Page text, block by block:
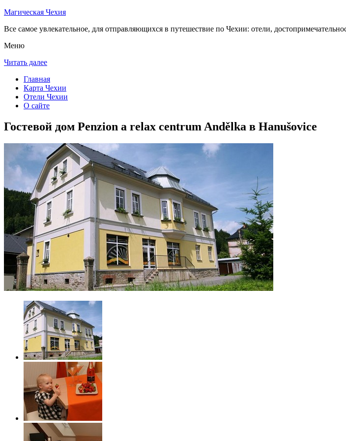
Магическая Чехия
Все самое увлекательное, для отправляющихся в путешествие по Чехии: отели,
Меню
Читать далее
Главная
Карта Чехии
Отели Чехии
О сайте
Гостевой дом Penzion a relax centrum Andělka в Hanušovice